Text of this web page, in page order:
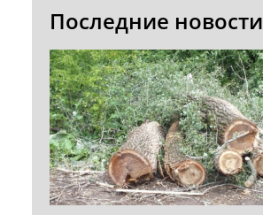
Последние новости